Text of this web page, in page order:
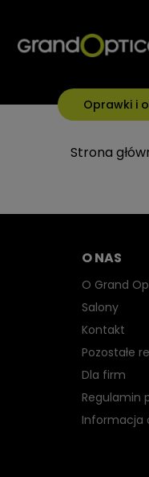
Oprawki i
Strona
O NAS
O Grand
Salony
Kontakt
Pozostałe
Dla firm
Regulamin
Informacja